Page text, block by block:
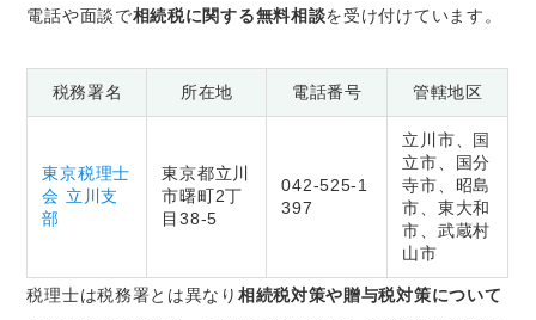
電話や面談で相続税に関する無料相談を受け付けています。
税務署名 所在地 電話番号 管轄地区
東京税理士
会 立川支
部
東京都立川
市曙町2丁
目38-5
042-525-1
397
立川市、国
立市、国分
寺市、昭島
市、東大和
市、武蔵村
山市
税理士は税務署とは異なり 相続税対策や贈与税対策について